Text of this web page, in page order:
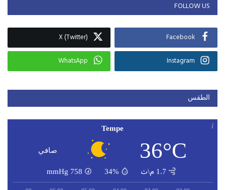
FOLLOW US
Facebook
X (Twitter)
Instagram
WhatsApp
الطقس
Tempe
36°C صافي
1.7 م\ث 34%
758
mmHg